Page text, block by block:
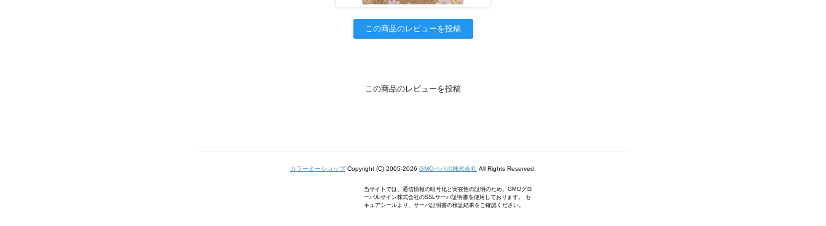
この商品のレビューを投稿
この商品のレビューを投稿
カラーミーショップCopyright (C) 2005-2026 GMOペパボ株式会社 All Rights Reserved.
当サイトでは、通信情報の暗号化と実在性の証明のため、GMOグロ
ーバルサイン株式会社のSSLサーバ証明書を使用しております。 セ
キュアシールより、サーバ証明書の検証結果をご確認ください。